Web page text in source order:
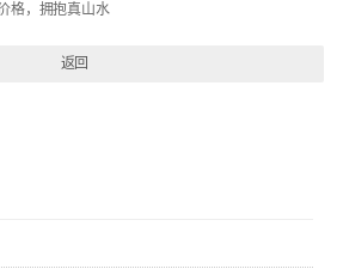
格，拥抱真山水
返回